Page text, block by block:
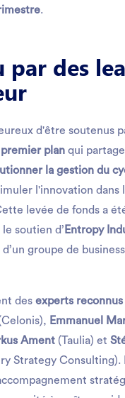
.
par des
d'être soutenus
plan qui
la gestion du
l'innovation dans
levée de fonds a
le soutien d’ Entropy
groupe de
desexperts reconnus
Emmanuel
Ament (Taulia) et
Strategy Consulting).